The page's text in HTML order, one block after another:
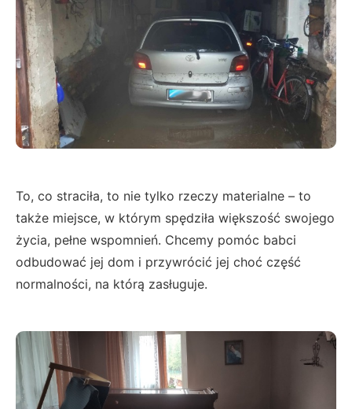
To, co straciła, to nie tylko rzeczy materialne – to
także miejsce, w którym spędziła większość swojego
życia, pełne wspomnień. Chcemy pomóc babci
odbudować jej dom i przywrócić jej choć część
normalności, na którą zasługuje.